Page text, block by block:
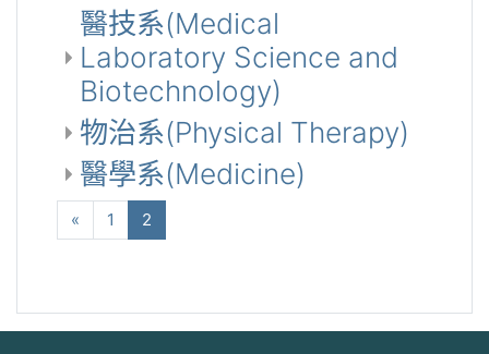
醫技系(Medical
Laboratory Science and
Biotechnology)
物治系(Physical Therapy)
醫學系(Medicine)
« 向前1 2